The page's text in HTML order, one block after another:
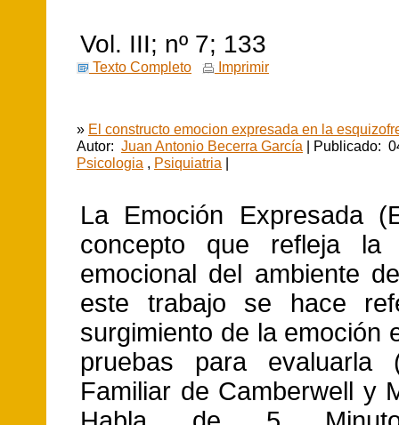
Vol. III; nº 7; 133
Texto Completo Imprimir
» El constructo emocion expresada en la
Autor: Juan Antonio Becerra García | Publicado:
Psicologia , Psiquiatria |
La Emoción Expresada
concepto que refleja la
emocional del ambiente
este trabajo se hace
surgimiento de la emoción
pruebas para evaluarla
Familiar de Camberwell y